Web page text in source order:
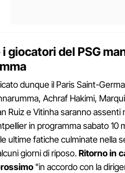
giocatori del PSG
dunque il Paris Saint-
Achraf Hakimi,
Ruiz e Vitinha saranno
in programma sabato 10
ultime fatiche culminate nella
giorni di riposo.Ritorno in
"in accordo con la